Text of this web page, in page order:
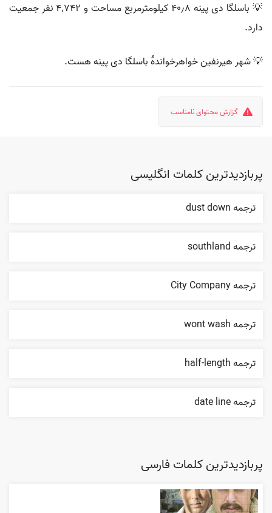
💡 باسلگا دی پینه ۴۰٫۸ کیلومترمربع مساحت و ۴٬۷۴۲ نفر جمعیت
دارد.
💡 شهر هیرنفین خواهرخواندهٔ باسلگا دی پینه هست.
گزارش محتوای نامناسب
پربازدیدترین کلمات انگلیسی
ترجمه dust down
ترجمه southland
ترجمه City Company
ترجمه wont wash
ترجمه half-length
ترجمه date line
پربازدیدترین کلمات فارسی